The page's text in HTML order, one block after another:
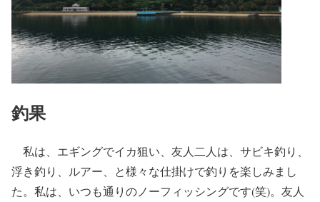
釣果
私は、エギングでイカ狙い、友人二人は、サビキ釣り、
浮き釣り、ルアー、と様々な仕掛けで釣りを楽しみまし
た。私は、いつも通りのノーフィッシングです(笑)。友人